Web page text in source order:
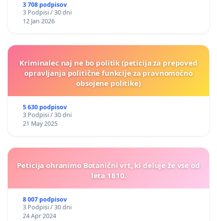
3 708 podpisov
3 Podpisi / 30 dni
12 Jan 2026
Kriminalec naj ne bo politik (peticija za prepoved
opravljanja politične funkcije za pravnomočno
obsojene politike)
5 630 podpisov
3 Podpisi / 30 dni
21 May 2025
Peticija ohranimo Botanični vrt, ki deluje že vse od
leta 1810.
8 007 podpisov
3 Podpisi / 30 dni
24 Apr 2024